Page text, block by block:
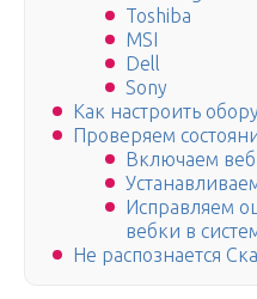
Toshiba
MSI
Dell
Sony
Как настроить
Проверяем
Включаем
Исправляем
вебки в
Не распознается